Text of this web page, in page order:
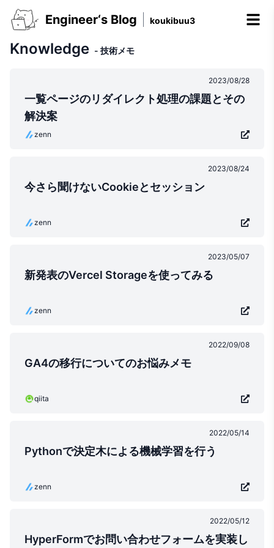
Engineer‘s Blog koukibuu3
Knowledge - 技術メモ
2023/08/28
一覧ページのリダイレクト処理の課題とその
解決案
zenn
2023/08/24
今さら聞けないCookieとセッション
zenn
2023/05/07
新発表のVercel Storageを使ってみる
zenn
2022/09/08
GA4の移行についてのお悩みメモ
qiita
2022/05/14
Pythonで決定木による機械学習を行う
zenn
2022/05/12
HyperFormでお問い合わせフォームを実装し